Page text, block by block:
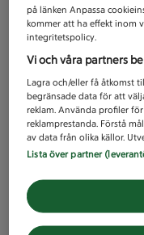
på länken Anpassa
kommer att ha effekt inom
integritetspolicy.
Vi och våra partners
Lagra och/eller få åtkomst
begränsade data för att
reklam. Använda profiler
reklamprestanda. Förstå
av data från olika källor.
Lista över partner